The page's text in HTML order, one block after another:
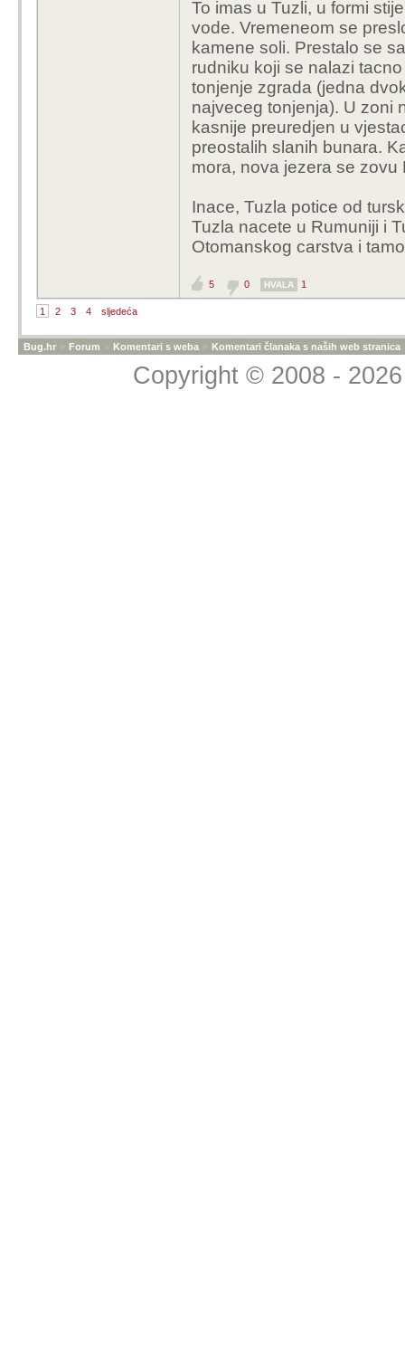
To imas u Tuzli, u formi
vode. Vremeneom se
kamene soli. Prestalo se
rudniku koji se nalazi
tonjenje zgrada (jedna
najveceg tonjenja). U zoni
kasnije preuredjen u
preostalih slanih bunara.
mora, nova jezera se zovu
Inace, Tuzla potice od
Tuzla nacete u Rumuniji i
Otomanskog carstva i
5 0 HVALA 1
1 2 3 4 sljedeća
Bug.hr » Forum » Komentari s weba » Komentari članaka s naših web stranica
Copyright © 2008 -